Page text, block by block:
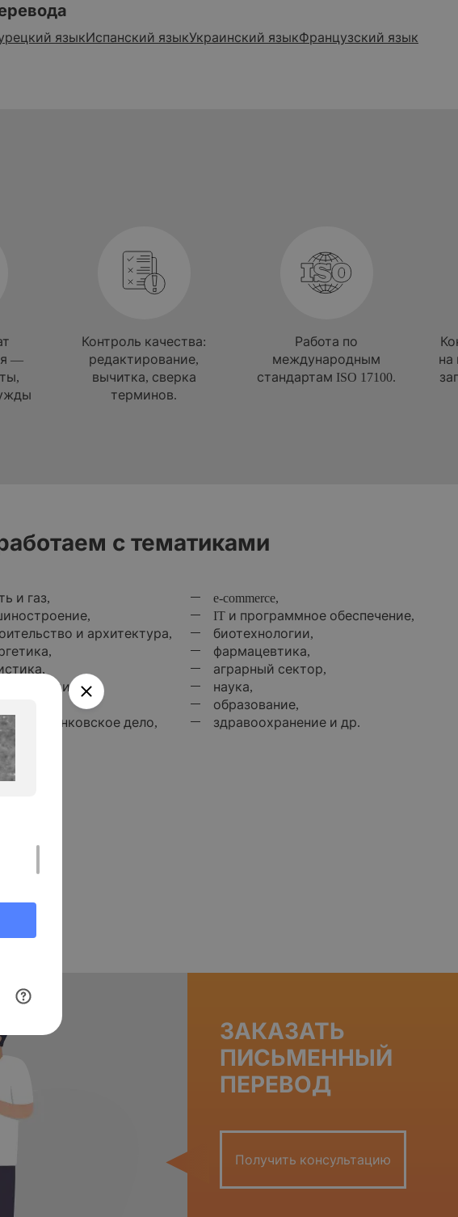
языкИспанский языкУкраинский языкФранцузский язык
—
Контроль качества:
редактирование,
вычитка, сверка
терминов.
Работа по
международным
стандартам ISO 17100.
на
с тематиками
и газ,
и архитектура,
и банковское дело,
e-commerce,
IT и программное обеспечение,
биотехнологии,
фармацевтика,
аграрный сектор,
наука,
образование,
здравоохранение и др.
ЗАКАЗАТЬ
ПИСЬМЕННЫЙ
ПЕРЕВОД
Получить консультацию